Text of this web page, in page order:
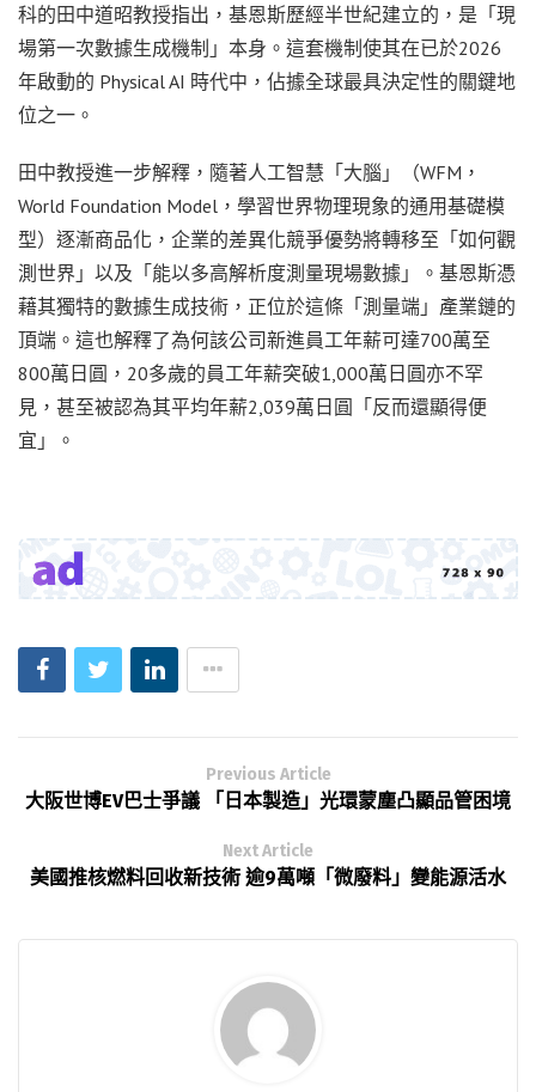
科的田中道昭教授指出，基恩斯歷經半世紀建立的，是「現
場第一次數據生成機制」本身。這套機制使其在已於2026
年啟動的 Physical AI 時代中，佔據全球最具決定性的關鍵地
位之一。
田中教授進一步解釋，隨著人工智慧「大腦」（WFM，
World Foundation Model，學習世界物理現象的通用基礎模
型）逐漸商品化，企業的差異化競爭優勢將轉移至「如何觀
測世界」以及「能以多高解析度測量現場數據」。基恩斯憑
藉其獨特的數據生成技術，正位於這條「測量端」產業鏈的
頂端。這也解釋了為何該公司新進員工年薪可達700萬至
800萬日圓，20多歲的員工年薪突破1,000萬日圓亦不罕
見，甚至被認為其平均年薪2,039萬日圓「反而還顯得便
宜」。
Previous Article
大阪世博EV巴士爭議 「日本製造」光環蒙塵凸顯品管困境
Next Article
美國推核燃料回收新技術 逾9萬噸「微廢料」變能源活水